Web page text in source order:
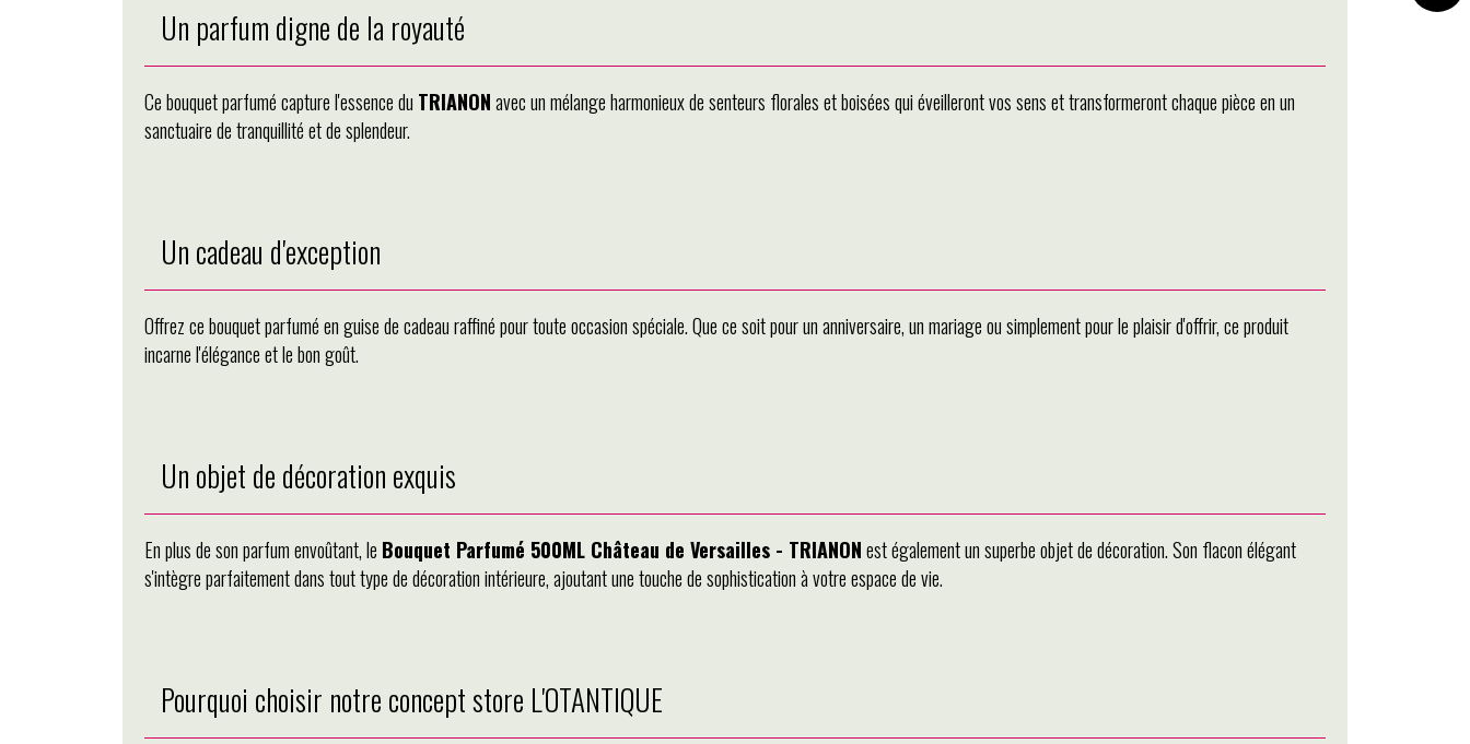
Un parfum digne de la royauté
Ce bouquet parfumé capture l'essence du TRIANONavec un mélange harmonieux de senteurs florales et boisées qui éveilleront vos sens et transformeront chaque pièce en un
sanctuaire de tranquillité et de splendeur.
Un cadeau d'exception
Offrez ce bouquet parfumé en guise de cadeau raffiné pour toute occasion spéciale. Que ce soit pour un anniversaire, un mariage ou simplement pour le plaisir d'offrir, ce produit
incarne l'élégance et le bon goût.
Un objet de décoration exquis
En plus de son parfum envoûtant, le Bouquet Parfumé 500ML Château de Versailles - TRIANONest également un superbe objet de décoration. Son flacon élégant
s'intègre parfaitement dans tout type de décoration intérieure, ajoutant une touche de sophistication à votre espace de vie.
Pourquoi choisir notre concept store L'OTANTIQUE